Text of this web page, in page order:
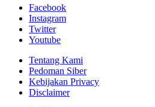
Facebook
Instagram
Twitter
Youtube
Tentang Kami
Pedoman Siber
Kebijakan Privacy
Disclaimer